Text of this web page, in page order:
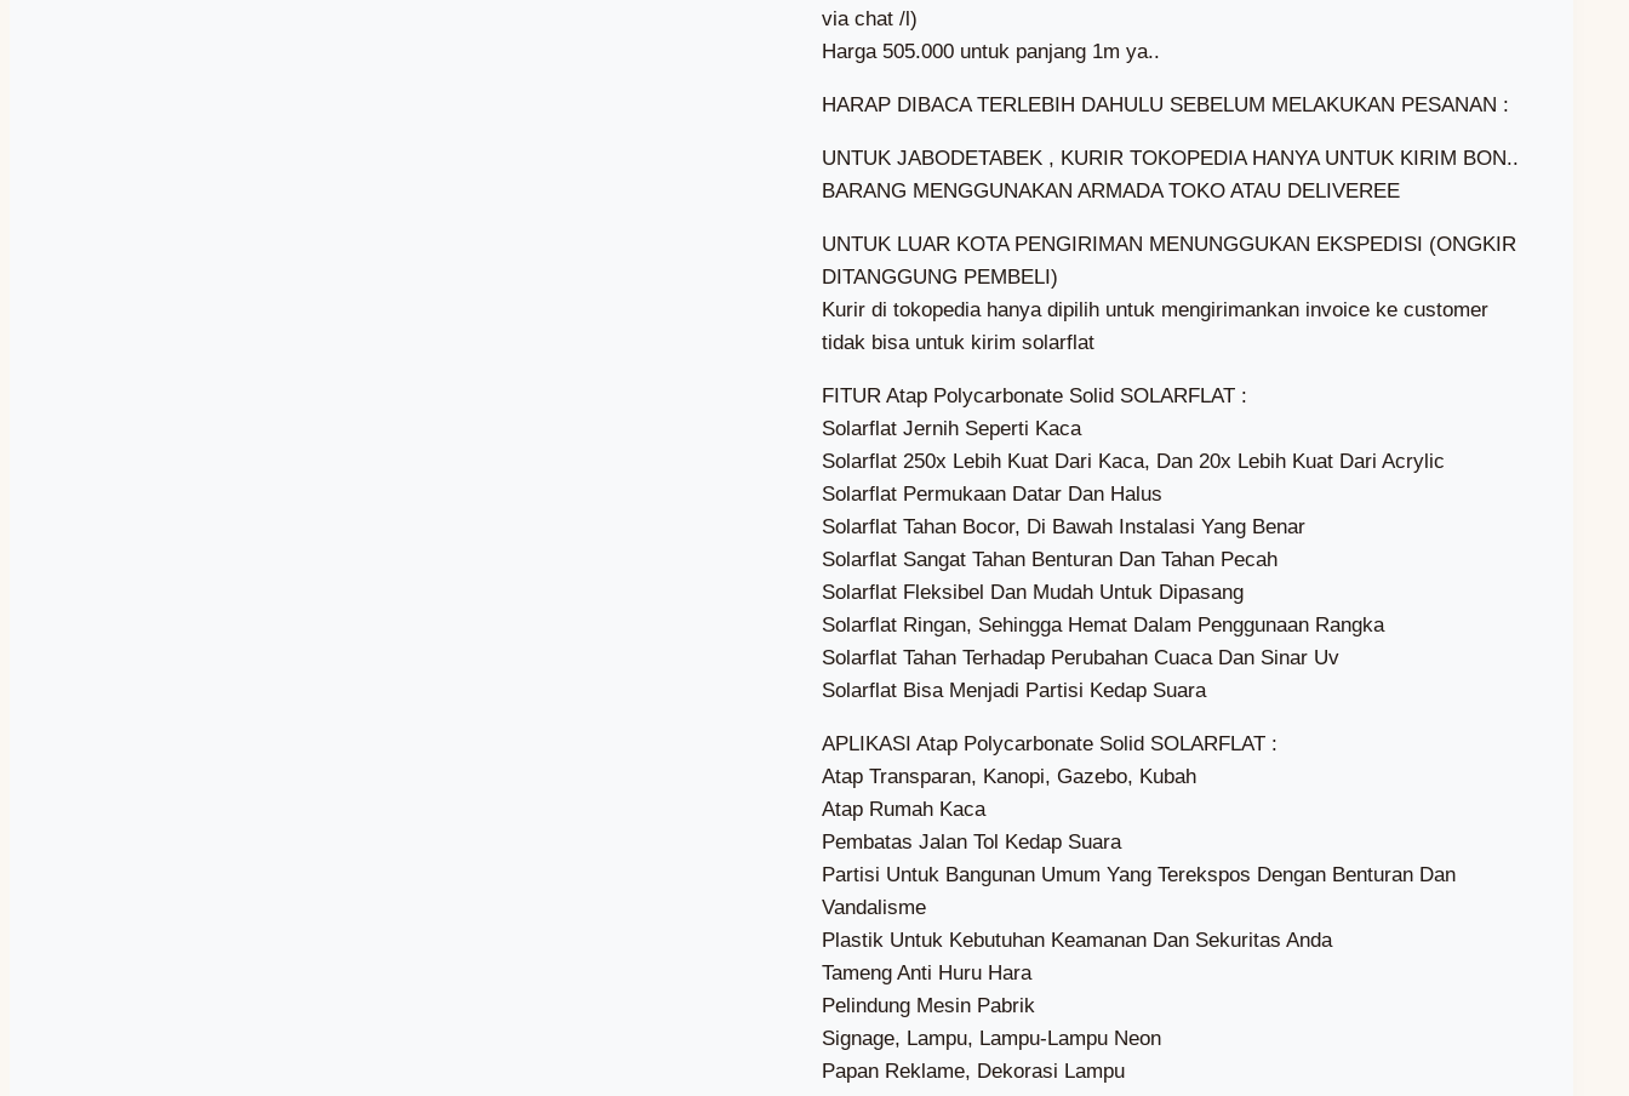
via chat /l)
Harga 505.000 untuk panjang 1m ya..
HARAP DIBACA TERLEBIH DAHULU SEBELUM MELAKUKAN PESANAN :
UNTUK JABODETABEK , KURIR TOKOPEDIA HANYA UNTUK KIRIM BON..
BARANG MENGGUNAKAN ARMADA TOKO ATAU DELIVEREE
UNTUK LUAR KOTA PENGIRIMAN MENUNGGUKAN EKSPEDISI (ONGKIR
DITANGGUNG PEMBELI)
Kurir di tokopedia hanya dipilih untuk mengirimankan invoice ke customer
tidak bisa untuk kirim solarflat
FITUR Atap Polycarbonate Solid SOLARFLAT :
Solarflat Jernih Seperti Kaca
Solarflat 250x Lebih Kuat Dari Kaca, Dan 20x Lebih Kuat Dari Acrylic
Solarflat Permukaan Datar Dan Halus
Solarflat Tahan Bocor, Di Bawah Instalasi Yang Benar
Solarflat Sangat Tahan Benturan Dan Tahan Pecah
Solarflat Fleksibel Dan Mudah Untuk Dipasang
Solarflat Ringan, Sehingga Hemat Dalam Penggunaan Rangka
Solarflat Tahan Terhadap Perubahan Cuaca Dan Sinar Uv
Solarflat Bisa Menjadi Partisi Kedap Suara
APLIKASI Atap Polycarbonate Solid SOLARFLAT :
Atap Transparan, Kanopi, Gazebo, Kubah
Atap Rumah Kaca
Pembatas Jalan Tol Kedap Suara
Partisi Untuk Bangunan Umum Yang Terekspos Dengan Benturan Dan
Vandalisme
Plastik Untuk Kebutuhan Keamanan Dan Sekuritas Anda
Tameng Anti Huru Hara
Pelindung Mesin Pabrik
Signage, Lampu, Lampu-Lampu Neon
Papan Reklame, Dekorasi Lampu